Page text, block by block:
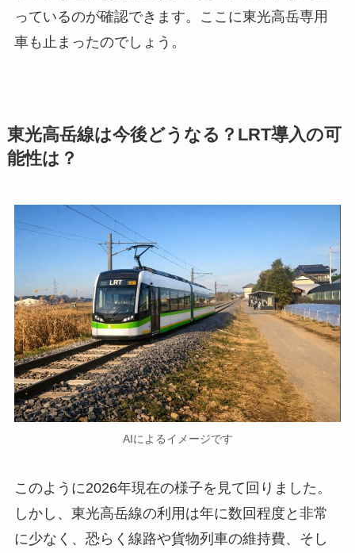
っているのが確認できます。ここに東光高岳専用
車も止まったのでしょう。
東光高岳線は今後どうなる？LRT導入の可
能性は？
AIによるイメージです
このように2026年現在の様子を見て回りました。
しかし、東光高岳線の利用は年に数回程度と非常
に少なく、恐らく線路や貨物列車の維持費、そし